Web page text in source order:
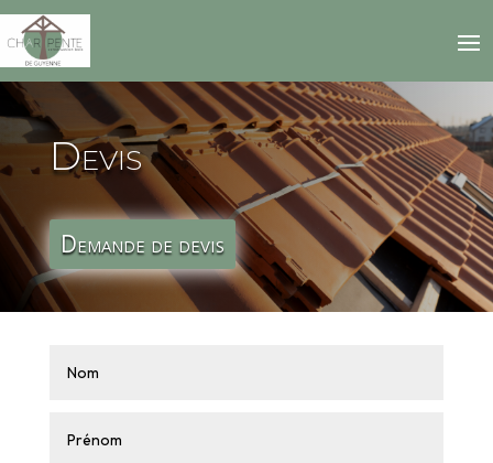
Devis
Demande de devis